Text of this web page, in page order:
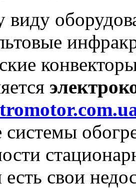
системы
свои